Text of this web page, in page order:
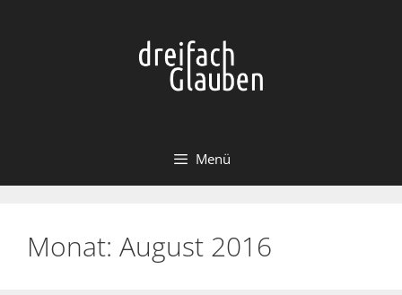
Menü
Monat: August 2016